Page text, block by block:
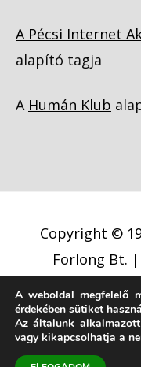
A Pécsi Internet
alapító tagja
A Humán Klub
Copyright ©
Forlong Bt.
Cookie (süti)
A weboldal megfelelő
érdekében sütiket
Az általunk
vagy kikapcsolhatja a